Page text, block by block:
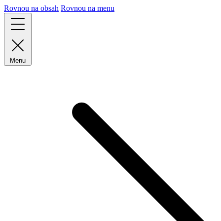
Rovnou na obsah Rovnou na menu
Menu